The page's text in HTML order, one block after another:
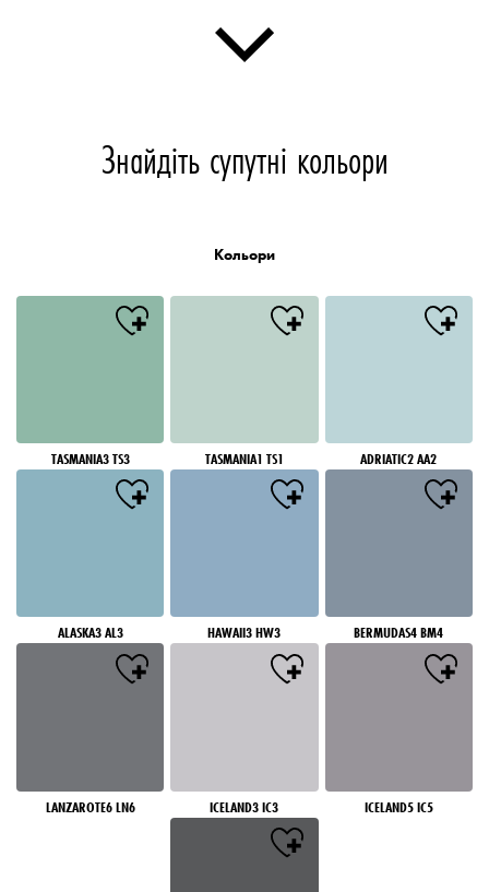
Знайдіть супутні кольори
Кольори
TASMANIA3 TS3 TASMANIA1 TS1 ADRIATIC2 AA2
ALASKA3 AL3 HAWAII3 HW3 BERMUDAS4 BM4
LANZAROTE6 LN6 ICELAND3 IC3 ICELAND5 IC5